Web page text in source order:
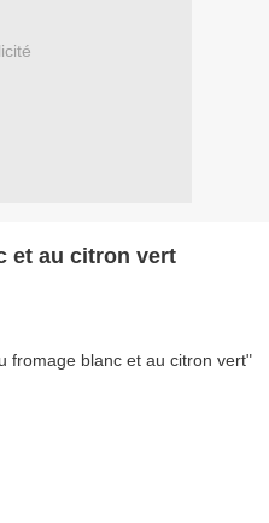
et au citron vert